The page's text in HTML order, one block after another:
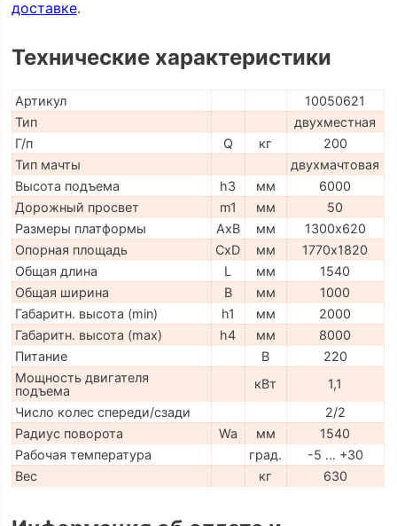
доставке.
Технические характеристики
Артикул
10050621
Тип
двухместная
Г/п
Q кг
200
Тип мачты
двухмачтовая
Высота подъема
h3 мм
6000
Дорожный просвет
m1 мм
50
Размеры платформы
AxB мм
1300х620
Опорная площадь
CxD мм
1770х1820
Общая длина
L мм
1540
Общая ширина
B мм
1000
Габаритн. высота (min)
h1 мм
2000
Габаритн. высота (max)
h4 мм
8000
Питание
В
220
Мощность двигателя
подъема
кВт
1,1
Число колес спереди/сзади
2/2
Радиус поворота
Wa мм
1540
Рабочая температура
град.
-5 … +30
Вес
кг 630